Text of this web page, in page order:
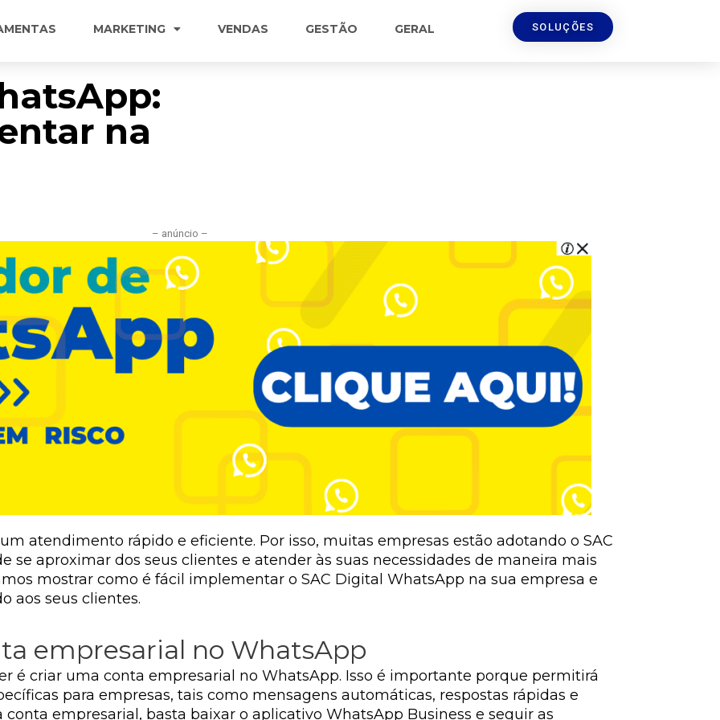
MARKETING VENDAS GESTÃO GERAL SOLUÇÕES
na
– anúncio –
atendimento rápido e eficiente. Por isso, muitas empresas estão adotando o SAC
aproximar dos seus clientes e atender às suas necessidades de maneira mais
mostrar como é fácil implementar o SAC Digital WhatsApp na sua empresa e
aos seus clientes.
empresarial no WhatsApp
é criar uma conta empresarial no WhatsApp. Isso é importante porque permitirá
para empresas, tais como mensagens automáticas, respostas rápidas e
empresarial, basta baixar o aplicativo WhatsApp Business e seguir as